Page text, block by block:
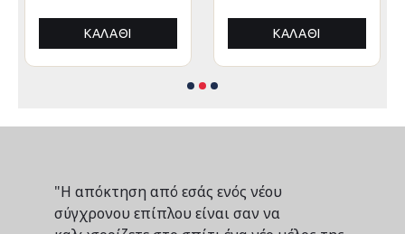
ΑΛΟΥΜΙΝΙΟΥ
3x3x3,4YμΚΑΛΆΘΙ
ΑΛΟΥΜΙΝΙΟΥ
3x3x3,4YεκΚΑΛΆΘΙ
"Η απόκτηση από εσάς ενός νέου
σύγχρονου επίπλου είναι σαν να